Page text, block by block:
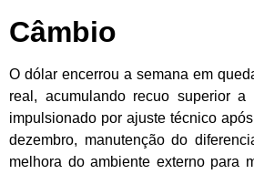
Câmbio
O dólar encerrou a semana em
real, acumulando recuo superior a
impulsionado por ajuste técnico
dezembro, manutenção do
melhora do ambiente externo para